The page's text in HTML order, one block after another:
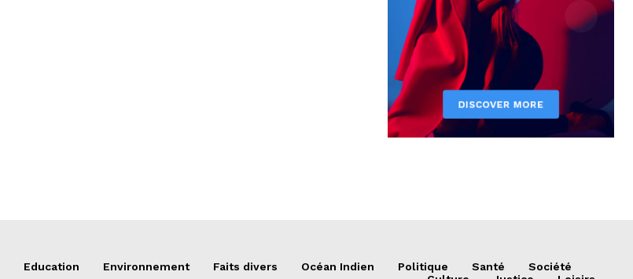
Education Environnement Faits divers Océan Indien Politique Santé
Société